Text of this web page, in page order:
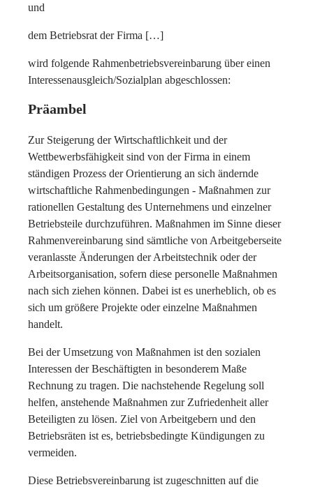
und
dem Betriebsrat der Firma […]
wird folgende Rahmenbetriebsvereinbarung über einen
Interessenausgleich/Sozialplan abgeschlossen:
Präambel
Zur Steigerung der Wirtschaftlichkeit und der
Wettbewerbsfähigkeit sind von der Firma in einem
ständigen Prozess der Orientierung an sich ändernde
wirtschaftliche Rahmenbedingungen - Maßnahmen zur
rationellen Gestaltung des Unternehmens und einzelner
Betriebsteile durchzuführen. Maßnahmen im Sinne dieser
Rahmenvereinbarung sind sämtliche von Arbeitgeberseite
veranlasste Änderungen der Arbeitstechnik oder der
Arbeitsorganisation, sofern diese personelle Maßnahmen
nach sich ziehen können. Dabei ist es unerheblich, ob es
sich um größere Projekte oder einzelne Maßnahmen
handelt.
Bei der Umsetzung von Maßnahmen ist den sozialen
Interessen der Beschäftigten in besonderem Maße
Rechnung zu tragen. Die nachstehende Regelung soll
helfen, anstehende Maßnahmen zur Zufriedenheit aller
Beteiligten zu lösen. Ziel von Arbeitgebern und den
Betriebsräten ist es, betriebsbedingte Kündigungen zu
vermeiden.
Diese Betriebsvereinbarung ist zugeschnitten auf die